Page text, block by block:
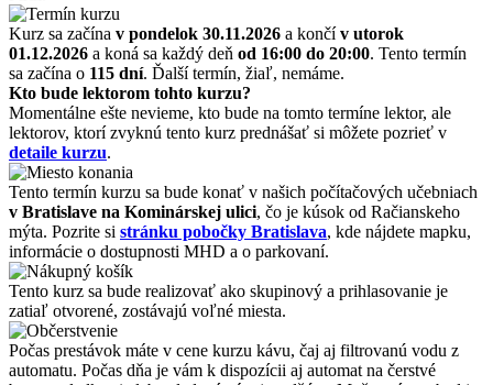
Kurz sa začína v pondelok 30.11.2026 a končív utorok
01.12.2026 a koná sa každý deň od 16:00 do 20:00. Tento termín
sa začína o 115 dní. Ďalší termín, žiaľ, nemáme.
Kto bude lektorom tohto kurzu?
Momentálne ešte nevieme, kto bude na tomto termíne lektor, ale
lektorov, ktorí zvyknú tento kurz prednášať si môžete pozrieť v
detaile kurzu.
Tento termín kurzu sa bude konať v našich počítačových učebniach
v Bratislave na Kominárskej ulici, čo je kúsok od Račianskeho
mýta. Pozrite si stránku pobočky Bratislava, kde nájdete mapku,
informácie o dostupnosti MHD a o parkovaní.
Tento kurz sa bude realizovať ako skupinový a prihlasovanie je
zatiaľ otvorené, zostávajú voľné miesta.
Počas prestávok máte v cene kurzu kávu, čaj aj filtrovanú vodu z
automatu. Počas dňa je vám k dispozícii aj automat na čerstvé